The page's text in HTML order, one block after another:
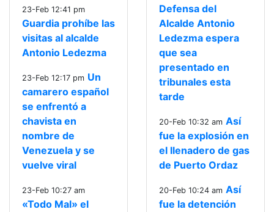
23-Feb 12:41 pm
Guardia prohíbe las
visitas al alcalde
Antonio Ledezma
23-Feb 12:17 pm Un
camarero español
se enfrentó a
chavista en
nombre de
Venezuela y se
vuelve viral
23-Feb 10:27 am
«Todo Mal» el
Defensa del
Alcalde Antonio
Ledezma espera
que sea
presentado en
tribunales esta
tarde
20-Feb 10:32 am Así
fue la explosión en
el llenadero de gas
de Puerto Ordaz
20-Feb 10:24 am Así
fue la detención